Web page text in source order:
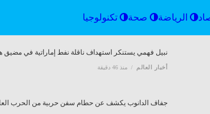
إقتصاد الرياضة
نبيل فهمي يستنكر استهداف ناقلة نفط إماراتية في مضيق
أخبار العالم منذ 46 دقيقة
جفاف الدانوب يكشف عن حطام سفن حربية من الحرب